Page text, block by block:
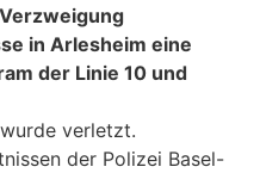
in Arlesheim eine
der Linie 10 und
verletzt.
der Polizei Basel-